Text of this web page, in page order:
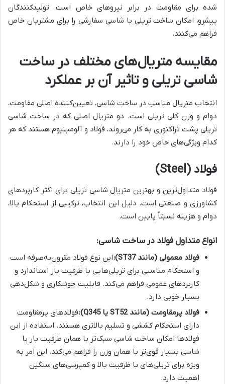
شده برای مقاومت در برابر نیروهای خاص است. تولیدکنندگان
پیشرو، امکان ساخت تریلی با شاسی سفارشی را برای مشتریان خاص
فراهم می‌کنند.
مقایسه متریال‌های مختلف در ساخت
شاسی تریلی و تاثیر آن بر عملکرد
انتخاب متریال مناسب در ساخت شاسی، تعیین‌کننده اصلی مقاومت،
دوام و وزن کلی تریلی است. دو متریال اصلی که در ساخت شاسی
تریلی پشت تراکتوری به کار می‌روند، فولاد و آلومینیوم هستند که هر
کدام ویژگی‌های خاص خود را دارند.
فولاد (Steel)
فولاد متداول‌ترین و بهترین متریال شاسی تریلی برای اکثر کاربردهای
کشاورزی و صنعتی است. دلیل این انتخاب، ترکیبی از استحکام بالا،
دوام و هزینه نسبتاً پایین است.
انواع متداول فولاد در ساخت شاسی:
فولاد معمولی (مانند ST37):
این نوع فولاد مقرون‌به‌صرفه است
و استحکام مناسبی برای تریلی‌هایی با ظرفیت بار استاندارد و
کاربردهای عمومی فراهم می‌کند. قابلیت جوشکاری و شکل‌دهی
بسیار خوبی دارد.
فولاد پرمقاومت (مانند ST52 یا Q345):
فولادهای پرمقاومت
دارای استحکام کششی و تسلیم بالاتری هستند. استفاده از این
فولادها امکان ساخت شاسی سبک‌تر با همان ظرفیت بار یا
شاسی بسیار قوی‌تر با همان وزن را فراهم می‌کند. این امر به
ویژه برای تریلی‌های با ظرفیت بالا و کمپرسی‌های سنگین
اهمیت دارد.